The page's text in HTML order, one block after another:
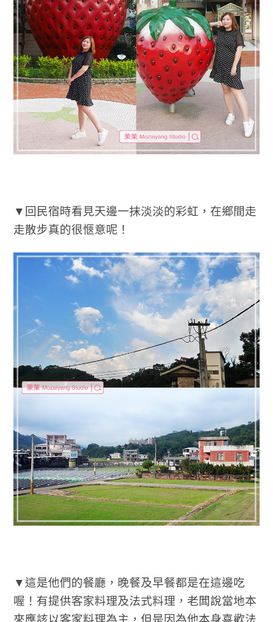
▼回民宿時看見天邊一抹淡淡的彩虹，在鄉間走
走散步真的很愜意呢！
▼這是他們的餐廳，晚餐及早餐都是在這邊吃
喔！有提供客家料理及法式料理，老闆說當地本
來應該以客家料理為主，但是因為他本身喜歡法